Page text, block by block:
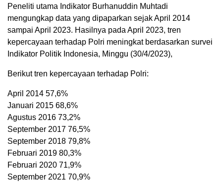
Peneliti utama Indikator Burhanuddin Muhtadi
mengungkap data yang dipaparkan sejak April 2014
sampai April 2023. Hasilnya pada April 2023, tren
kepercayaan terhadap Polri meningkat berdasarkan survei
Indikator Politik Indonesia, Minggu (30/4/2023),
Berikut tren kepercayaan terhadap Polri:
April 2014 57,6%
Januari 2015 68,6%
Agustus 2016 73,2%
September 2017 76,5%
September 2018 79,8%
Februari 2019 80,3%
Februari 2020 71,9%
September 2021 70,9%